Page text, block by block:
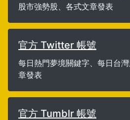
股市強勢股、各式文章發表
官方 Twitter 帳號
每日熱門夢境關鍵字、每日台
章發表
官方 Tumblr 帳號